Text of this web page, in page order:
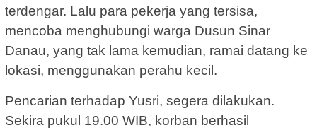
terdengar. Lalu para pekerja yang tersisa,
mencoba menghubungi warga Dusun Sinar
Danau, yang tak lama kemudian, ramai datang ke
lokasi, menggunakan perahu kecil.
Pencarian terhadap Yusri, segera dilakukan.
Sekira pukul 19.00 WIB, korban berhasil